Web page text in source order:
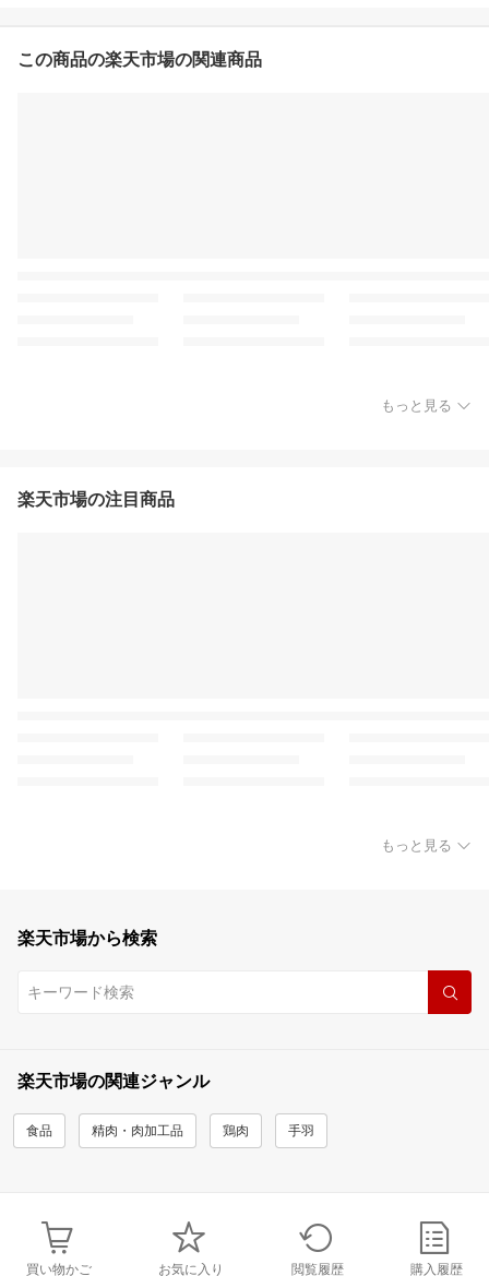
さび ワサビ
この商品の楽天市場の関連商品
もっと見る
楽天市場の注目商品
もっと見る
楽天市場から検索
楽天市場の関連ジャンル
食品 精肉・肉加工品 鶏肉 手羽
買い物かご お気に入り 閲覧履歴 購入履歴